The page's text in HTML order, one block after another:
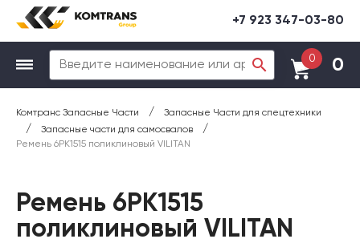
+7 923 347-03-80
0 0
Комтранс Запасные Части / Запасные Части для спецтехники
/ Запасные части для самосвалов /
Ремень 6PK1515 поликлиновый VILITAN
Ремень 6PK1515
поликлиновый VILITAN